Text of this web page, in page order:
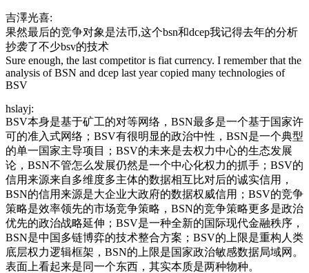
吉澤光喜:
果然最后的竞争对象是法币,这个bsn和dcep我记得去年的分析
抄袭了不少bsv的技术
Sure enough, the last competitor is fiat currency. I remember that the
analysis of BSN and dcep last year copied many technologies of
BSV
hslayj:
BSV本身是基于矿工的对等网络，BSN最多是一个基于国家许
可的准入式网络；BSV有很明显的政治中性，BSN是一个典型
的单一国家主导项目；BSV的未来是去权力中心的生态发展
论，BSN不管怎么发展仍然是一个中心化权力的抓手；BSV的
信用来源来自多维度多主体的数据相互比对后的诚实信用，
BSN的信用来源是大企业大政府的数据权威信用；BSV的竞争
策略是效率领先的市场竞争策略，BSN的竞争策略更多是政治
优先的政治战略延伸；BSV是一种全新的国际现代金融秩序，
BSN是中国多链博弈的技术整合方案；BSV的上限是重构人类
底层权力逻辑框架，BSN的上限是国家政治敏感数据局域网。
表面上看起来是同一个东西，其实本质是两种物种。